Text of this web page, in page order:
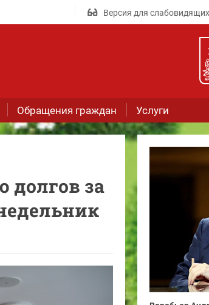
Версия для слабовидящих
Обращения граждан Услуги
долгов за